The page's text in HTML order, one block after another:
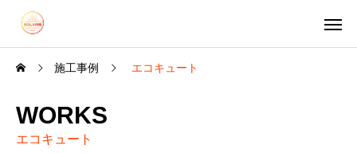
施工事例 エコキュート
WORKS
エコキュート